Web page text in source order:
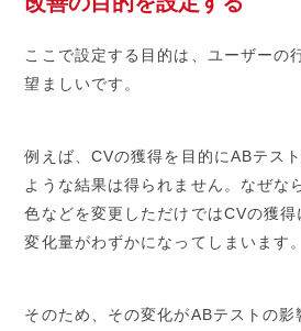
ここで設定する目的は、ユーザーの
望ましいです。
例えば、CVの獲得を目的にABテス
ような結果は得られません。なぜな
色などを変更しただけではCVの獲得
変化量がわずかになってしまいます。
そのため、その変化がABテストの影